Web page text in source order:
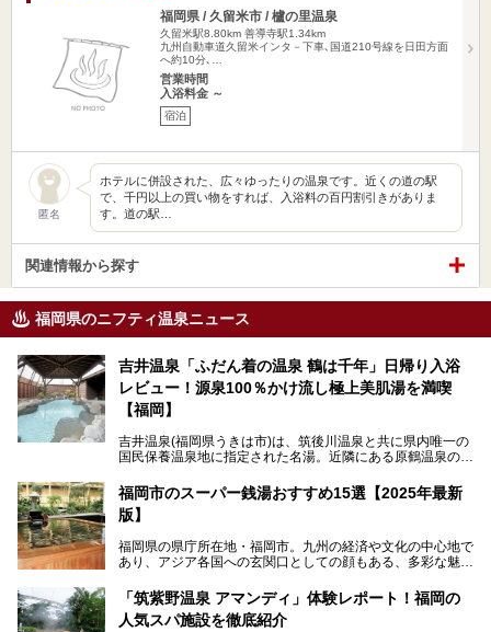
福岡県 / 久留米市 / 櫨の里温泉
久留米駅8.80km 善導寺駅1.34km
九州自動車道久留米インタ－下車､国道210号線を日田方面
へ約10分､…
営業時間
入浴料金 ～
宿泊
匿名
ホテルに併設された、広々ゆったりの温泉です。近くの道の駅
で、千円以上の買い物をすれば、入浴料の百円割引きがありま
す。道の駅…
関連情報から探す
福岡県のニフティ温泉ニュース
吉井温泉「ふだん着の温泉 鶴は千年」日帰り入浴
レビュー！源泉100％かけ流し極上美肌湯を満喫
【福岡】
吉井温泉(福岡県うきは市)は、筑後川温泉と共に県内唯一の
国民保養温泉地に指定された名湯。近隣にある原鶴温泉の観
す。
「ふだん着の温泉 鶴は千年」は、吉井温泉にある日帰り入
住民や温泉ファンに愛され続けています。今回は筆者自ら日
帰り入浴し、自慢の温泉を中心に詳細レビューします！
福岡市のスーパー銭湯おすすめ15選【2025年最新
版】
福岡県の県庁所在地・福岡市。九州の経済や文化の中心地で
あり、アジア各国への玄関口としての顔もある、多彩な魅力
そんな福岡市は、スーパー銭湯も多種多彩。玄界灘を眺めら
れるリゾート気分満点のスーパー銭湯から、繁華街近くのレ
「筑紫野温泉 アマンディ」体験レポート！福岡の
人気スパ施設を徹底紹介